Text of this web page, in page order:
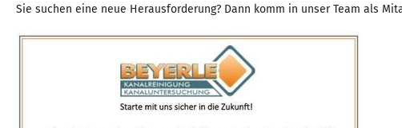
Sie suchen eine neue Herausforderung? Dann komm in unser Team als